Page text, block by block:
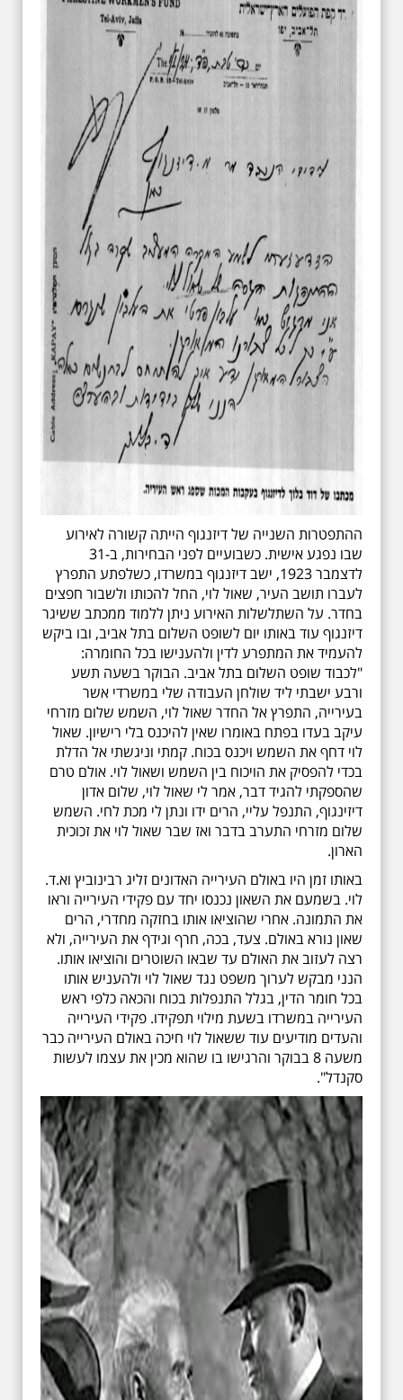
ההתפטרות השנייה של דיזנגוף הייתה קשורה לאירוע
שבו נפגע אישית. כשבועיים לפני הבחירות, ב-31
לדצמבר 1923, ישב דיזנגוף במשרדו, כשלפתע התפרץ
לעברו תושב העיר, שאול לוי, החל להכותו ולשבור חפצים
בחדר. על השתלשלות האירוע ניתן ללמוד ממכתב ששיגר
דיזנגוף עוד באותו יום לשופט השלום בתל אביב, ובו ביקש
להעמיד את המתפרע לדין ולהענישו בכל החומרה:
"לכבוד שופט השלום בתל אביב. הבוקר בשעה תשע
ורבע ישבתי ליד שולחן העבודה שלי במשרדי אשר
בעירייה, התפרץ אל החדר שאול לוי, השמש שלום מזרחי
עיקב בעדו בפתח באומרו שאין להיכנס בלי רישיון. שאול
לוי דחף את השמש ויכנס בכוח. קמתי וניגשתי אל הדלת
בכדי להפסיק את הויכוח בין השמש ושאול לוי. אולם טרם
שהספקתי להגיד דבר, אמר לי שאול לוי, שלום אדון
דיזינגוף, התנפל עליי, הרים ידו ונתן לי מכת לחי. השמש
שלום מזרחי התערב בדבר ואז שבר שאול לוי את זכוכית
הארון.
באותו זמן היו באולם העירייה האדונים זליג רבינוביץ וא.ד.
לוי. בשמעם את השאון נכנסו יחד עם פקידי העירייה וראו
את התמונה. אחרי שהוציאו אותו בחזקה מחדרי, הרים
שאון נורא באולם. צעד, בכה, חרף וגידף את העירייה, ולא
רצה לעזוב את האולם עד שבאו השוטרים והוציאו אותו.
הנני מבקש לערוך משפט נגד שאול לוי ולהעניש אותו
בכל חומר הדין, בגלל התנפלות בכוח והכאה כלפי ראש
העירייה במשרדו בשעת מילוי תפקידו. פקידי העירייה
והעדים מודיעים עוד ששאול לוי חיכה באולם העירייה כבר
משעה 8 בבוקר והרגישו בו שהוא מכין את עצמו לעשות
סקנדל".